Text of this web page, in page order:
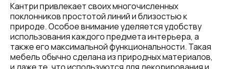
Кантри привлекает своих многочисленных
поклонников простотой линий и близостью к
природе. Особое внимание уделяется удобству
использования каждого предмета интерьера, а
также его максимальной функциональности. Такая
мебель обычно сделана из природных материалов,